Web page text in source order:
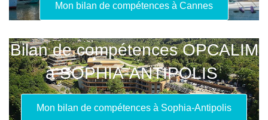
Mon bilan de compétences à Cannes
Bilan de compétences OPCALIM
à SOPHIA-ANTIPOLIS
Mon bilan de compétences à Sophia-Antipolis